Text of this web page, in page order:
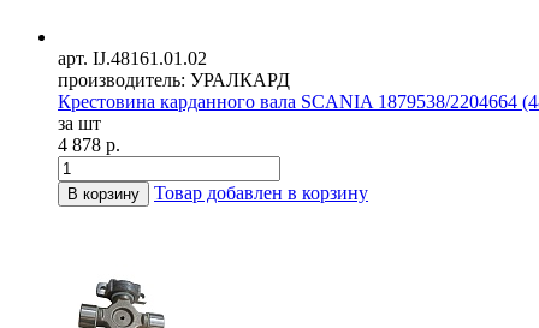
арт. IJ.48161.01.02
производитель: УРАЛКАРД
Крестовина карданного вала SCANIA 1879538/2204664
за шт
4 878 р.
В корзину Товар добавлен в корзину